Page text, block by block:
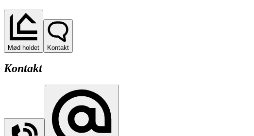
Mød holdet Kontakt
Kontakt